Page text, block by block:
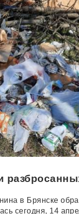
в Брянске
сегодня, 14